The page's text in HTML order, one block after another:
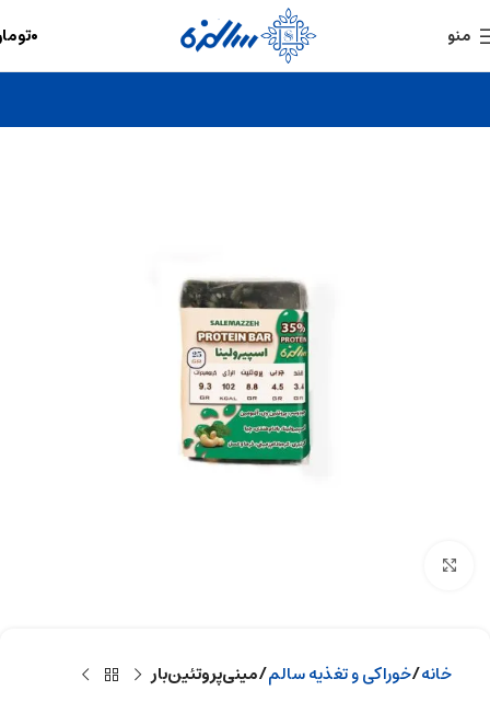
منو ۰
خانه خوراکی و تغذیه سالم مینی‌پروتئین‌بار